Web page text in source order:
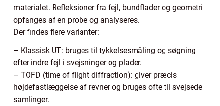
materialet. Refleksioner fra fejl, bundflader og geometri
opfanges af en probe og analyseres.
Der findes flere varianter:
– Klassisk UT: bruges til tykkelsesmåling og søgning
efter indre fejl i svejsninger og plader.
– TOFD (time of flight diffraction): giver præcis
højdefastlæggelse af revner og bruges ofte til svejsede
samlinger.